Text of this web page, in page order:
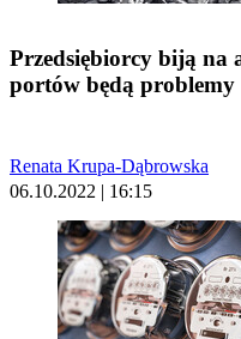
Przedsiębiorcy biją na
portów będą problemy
Renata Krupa-Dąbrowska
06.10.2022 | 16:15